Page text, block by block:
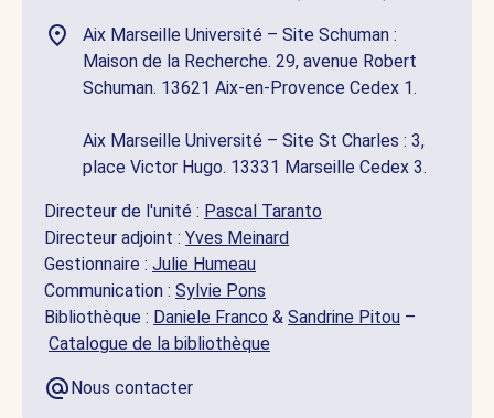
Aix Marseille Université – Site Schuman :
Maison de la Recherche. 29, avenue Robert
Schuman. 13621 Aix-en-Provence Cedex 1.
Aix Marseille Université – Site St Charles : 3,
place Victor Hugo. 13331 Marseille Cedex 3.
Directeur de l'unité : Pascal Taranto
Directeur adjoint : Yves Meinard
Gestionnaire : Julie Humeau
Communication : Sylvie Pons
Bibliothèque : Daniele Franco & Sandrine Pitou –
Catalogue de la bibliothèque
Nous contacter